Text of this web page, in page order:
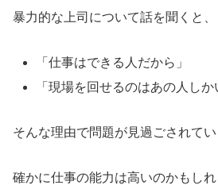
暴力的な上司について話を聞くと、
「仕事はできる人だから」
「現場を回せるのはあの人しか
そんな理由で問題が見過ごされてい
確かに仕事の能力は高いのかもしれ